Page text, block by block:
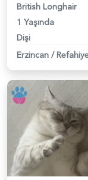
British Longhair
1 Yaşında
Dişi
Erzincan /